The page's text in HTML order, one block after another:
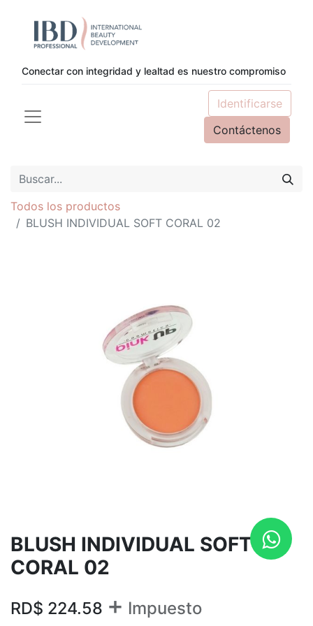
Conectar con integridad y lealtad es nuestro compromiso
Identificarse
Contáctenos
Todos los productos
BLUSH INDIVIDUAL SOFT CORAL 02
BLUSH INDIVIDUAL SOFT
CORAL 02
RD$ 224.58 + Impuesto